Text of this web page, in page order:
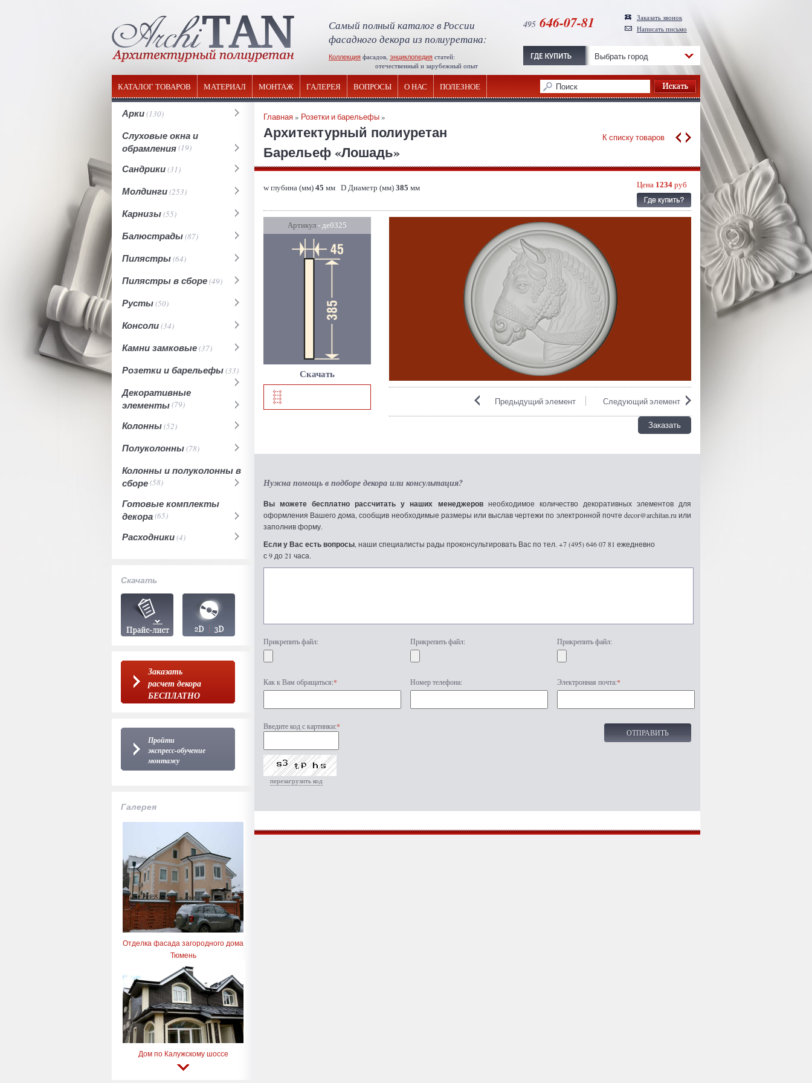
Самый полный каталог в России
фасадного декора из полиуретана:
Коллекция фасадов, энциклопедия статей:
отечественный и зарубежный опыт
495 646-07-81
Заказать звонок
Написать письмо
Выбрать город
КАТАЛОГ ТОВАРОВ МАТЕРИАЛ МОНТАЖ ГАЛЕРЕЯ ВОПРОСЫ О НАС ПОЛЕЗНОЕ
Арки(130)
Слуховые окна и
обрамления(19)
Сандрики(31)
Молдинги(253)
Карнизы(55)
Балюстрады(87)
Пилястры(64)
Пилястры в сборе(49)
Русты(50)
Консоли(34)
Камни замковые(37)
Розетки и барельефы(33)
Декоративные
элементы(79)
Колонны(52)
Полуколонны(78)
Колонны и полуколонны в
сборе(58)
Готовые комплекты
декора(65)
Расходники(4)
Скачать
Заказать
расчет декора
БЕСПЛАТНО
Пройти
экспресс-обучение
монтажу
Галерея
Отделка фасада загородного дома
Тюмень
Дом по Калужскому шоссе
Главная» Розетки и барельефы»
Архитектурный полиуретан
Барельеф «Лошадь»
К списку товаров
w глубина (мм) 45 мм D Диаметр (мм) 385 мм Цена 1234 руб
Артикул - де0325
Скачать
Следующий элемент
Предыдущий элемент
Заказать
Нужна помощь в подборе декора или консультация?
Вы можете бесплатно рассчитать у наших менеджеровнеобходимое количество декоративных элементов для
оформления Вашего дома, сообщив необходимые размеры или выслав чертежи по электронной почте decor@architan.ru или
заполнив форму.
Если у Вас есть вопросы , наши специалисты рады проконсультировать Вас по тел. +7 (495) 646 07 81 ежедневно
с 9 до 21 часа.
Прикрепить файл: Прикрепить файл: Прикрепить файл:
Как к Вам обращаться:* Номер телефона: Электронная почта:*
Введите код с картинки:*
перезагрузить код